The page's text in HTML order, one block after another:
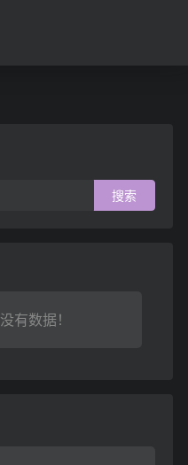
没有数据！